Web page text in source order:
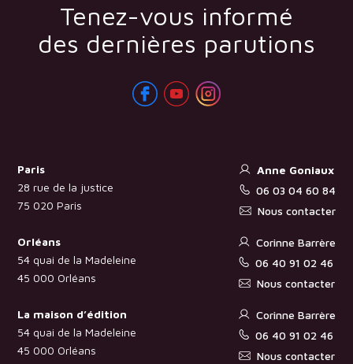
Tenez-vous informé
des dernières parutions
Paris
28 rue de la justice
75 020 Paris
Anne Goniaux
06 03 04 60 84
Nous contacter
Orléans
54 quai de la Madeleine
45 000 Orléans
Corinne Barrère
06 40 91 02 46
Nous contacter
La maison d’édition
54 quai de la Madeleine
45 000 Orléans
Corinne Barrère
06 40 91 02 46
Nous contacter